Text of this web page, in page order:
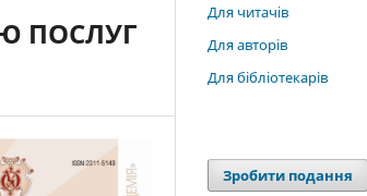
ПОСЛУГ
Для читачів
Для авторів
Для бібліотекарів
Зробити подання